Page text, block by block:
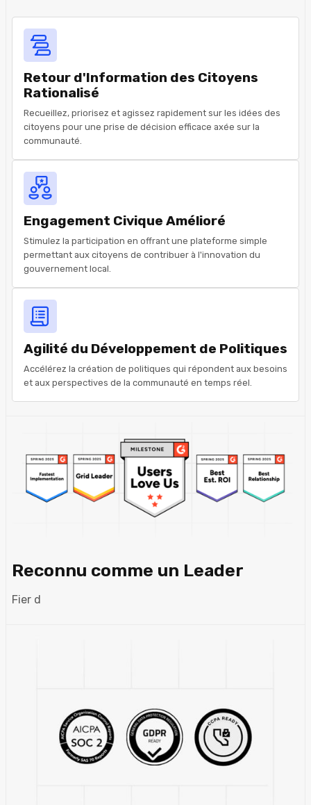
Retour d'Information des Citoyens
Rationalisé
Recueillez, priorisez et agissez rapidement sur les idées des
citoyens pour une prise de décision efficace axée sur la
communauté.
Engagement Civique Amélioré
Stimulez la participation en offrant une plateforme simple
permettant aux citoyens de contribuer à l'innovation du
gouvernement local.
Agilité du Développement de Politiques
Accélérez la création de politiques qui répondent aux besoins
et aux perspectives de la communauté en temps réel.
Reconnu comme un Leader
Fier d